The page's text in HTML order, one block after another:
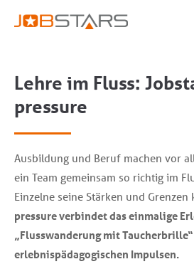
Lehre im Fluss:
pressure
Ausbildung und Beruf machen vor
ein Team gemeinsam so richtig im
Einzelne seine Stärken und Grenzen
pressure verbindet das einmalige
„Flusswanderung mit
erlebnispädagogischen Impulsen.